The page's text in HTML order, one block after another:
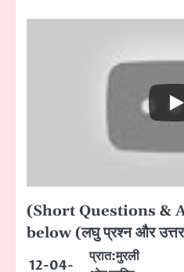
(Short Questions &
below (लघु प्रश्न और उत्तर
12-04-
प्रात:मुरली